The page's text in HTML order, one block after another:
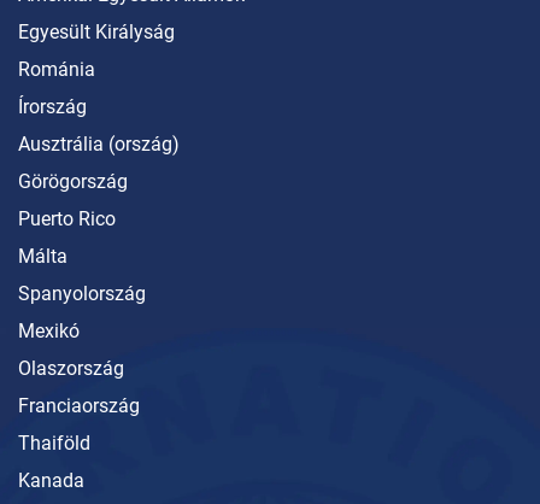
Egyesült Királyság
Románia
Írország
Ausztrália (ország)
Görögország
Puerto Rico
Málta
Spanyolország
Mexikó
Olaszország
Franciaország
Thaiföld
Kanada